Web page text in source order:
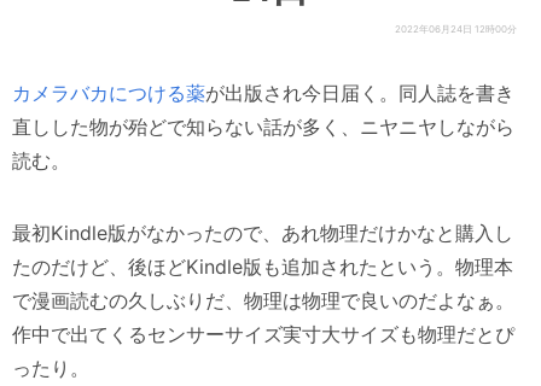
2022年06月24日 12時00分
カメラバカにつける薬が出版され今日届く。同人誌を書き
直しした物が殆どで知らない話が多く、ニヤニヤしながら
読む。
最初Kindle版がなかったので、あれ物理だけかなと購入し
たのだけど、後ほどKindle版も追加されたという。物理本
で漫画読むの久しぶりだ、物理は物理で良いのだよなぁ。
作中で出てくるセンサーサイズ実寸大サイズも物理だとぴ
ったり。